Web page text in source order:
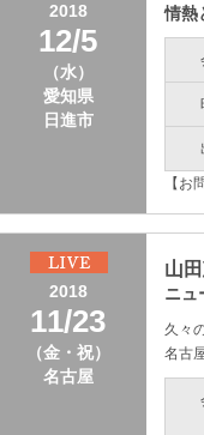
2018
12/5
（水）
愛知県
日進市
情熱
【
2018
11/23
（金・祝）
名古屋
山
ニュ
久々
名古